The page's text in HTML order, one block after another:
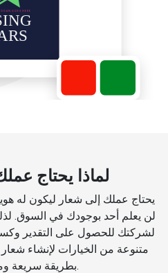
لماذا يحتاج
يحتاج عملك إلى شعار ليكون له
لن يعلم أحد بوجودك في السوق.
لشركتك للحصول على التقدير
متنوعة من الخيارات لإنشاء
بطريقة سريعة ومريحة للغاية.